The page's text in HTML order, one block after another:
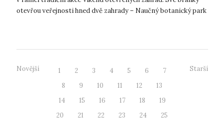
otevřou veřejnosti hned dvě zahrady – Naučný botanický park
Novější 1 2 3 4 5 6
7
8
9 10 11 12
13
14
15 16 17 18
19
20
21 22 23 24
25
Starší